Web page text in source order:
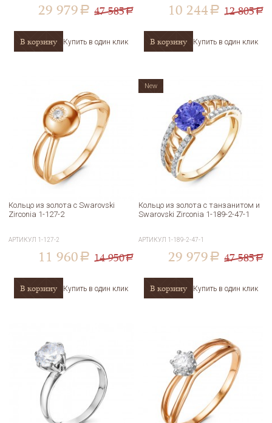
29 979 a 47 585a
В корзину Купить в один клик
10 244 a 12 805a
В корзину Купить в один клик
Кольцо из золота с Swarovski
Zirconia 1-127-2
АРТИКУЛ 1-127-2
11 960 a 14 950a
В корзину Купить в один клик
Кольцо из золота с танзанитом и
Swarovski Zirconia 1-189-2-47-1
АРТИКУЛ 1-189-2-47-1
29 979 a 47 585a
В корзину Купить в один клик
New